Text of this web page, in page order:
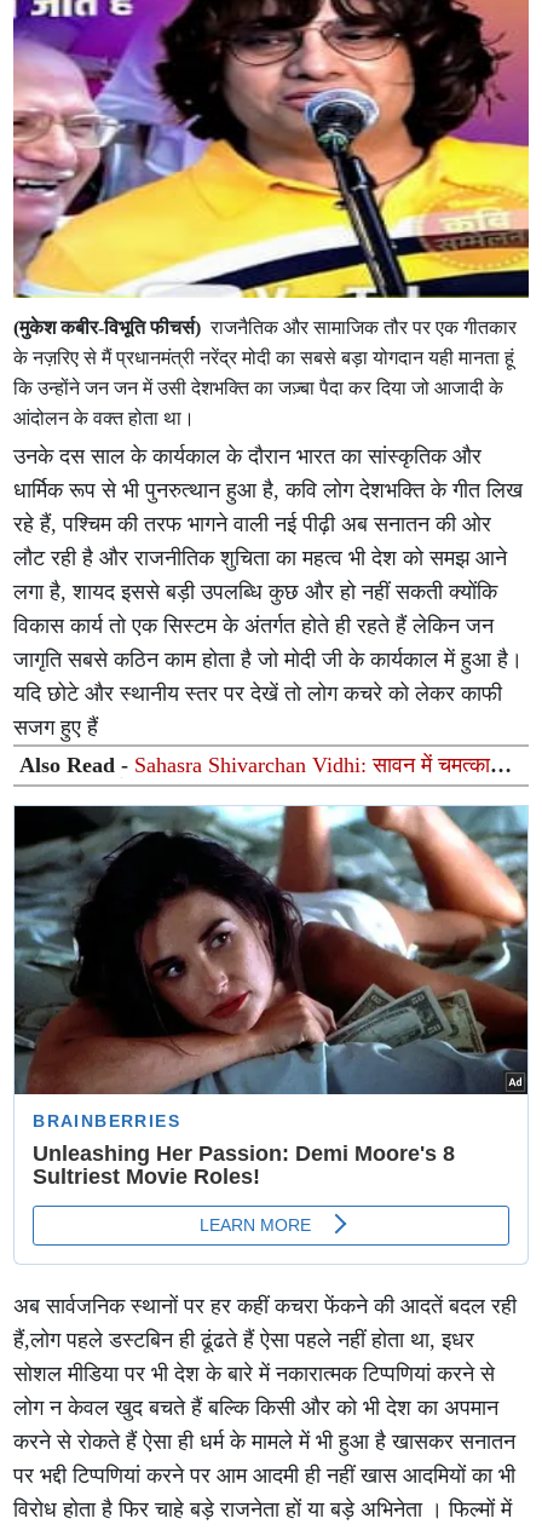
(मुकेश कबीर-विभूति फीचर्स) राजनैतिक और सामाजिक तौर पर एक गीतकार
के नज़रिए से मैं प्रधानमंत्री नरेंद्र मोदी का सबसे बड़ा योगदान यही मानता हूं
कि उन्होंने जन जन में उसी देशभक्ति का जज़्बा पैदा कर दिया जो आजादी के
आंदोलन के वक्त होता था।
उनके दस साल के कार्यकाल के दौरान भारत का सांस्कृतिक और
धार्मिक रूप से भी पुनरुत्थान हुआ है, कवि लोग देशभक्ति के गीत लिख
रहे हैं, पश्चिम की तरफ भागने वाली नई पीढ़ी अब सनातन की ओर
लौट रही है और राजनीतिक शुचिता का महत्व भी देश को समझ आने
लगा है, शायद इससे बड़ी उपलब्धि कुछ और हो नहीं सकती क्योंकि
विकास कार्य तो एक सिस्टम के अंतर्गत होते ही रहते हैं लेकिन जन
जागृति सबसे कठिन काम होता है जो मोदी जी के कार्यकाल में हुआ है।
यदि छोटे और स्थानीय स्तर पर देखें तो लोग कचरे को लेकर काफी
सजग हुए हैं
Also Read - Sahasra Shivarchan Vidhi: सावन में चमत्कारी
सहस्र शिवार्चन से प्रसन्न होंगे महादेव, जानें सामग्री, नियम और
पूजा विधि
अब सार्वजनिक स्थानों पर हर कहीं कचरा फेंकने की आदतें बदल रही
हैं,लोग पहले डस्टबिन ही ढूंढते हैं ऐसा पहले नहीं होता था, इधर
सोशल मीडिया पर भी देश के बारे में नकारात्मक टिप्पणियां करने से
लोग न केवल खुद बचते हैं बल्कि किसी और को भी देश का अपमान
करने से रोकते हैं ऐसा ही धर्म के मामले में भी हुआ है खासकर सनातन
पर भद्दी टिप्पणियां करने पर आम आदमी ही नहीं खास आदमियों का भी
विरोध होता है फिर चाहे बड़े राजनेता हों या बड़े अभिनेता । फिल्मों में